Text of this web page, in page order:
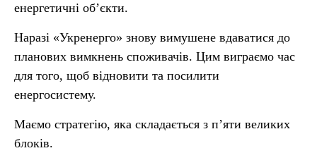
енергетичні об’єкти.
Наразі «Укренерго» знову вимушене вдаватися до
планових вимкнень споживачів. Цим виграємо час
для того, щоб відновити та посилити
енергосистему.
Маємо стратегію, яка складається з п’яти великих
блоків.